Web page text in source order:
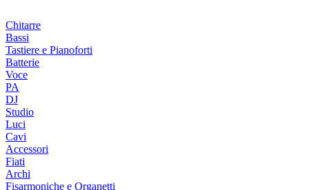
Chitarre
Bassi
Tastiere e Pianoforti
Batterie
Voce
PA
DJ
Studio
Luci
Cavi
Accessori
Fiati
Archi
Fisarmoniche e Organetti